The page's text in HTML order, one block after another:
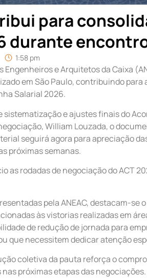
para
durante
1:58 pm
Engenheiros e Arquitetos da Caixa
em São Paulo, contribuindo
Salarial 2026.
sistematização e ajustes finais do
William Louzada, o
seguirá agora para apreciação
próximas semanas.
as rodadas de negociação do ACT
pela ANEAC, destacam-se
às vistorias realizadas em
de redução de jornada para
que necessitem dedicar atenção
coletiva da pauta reforça o
próximas etapas das negociações.